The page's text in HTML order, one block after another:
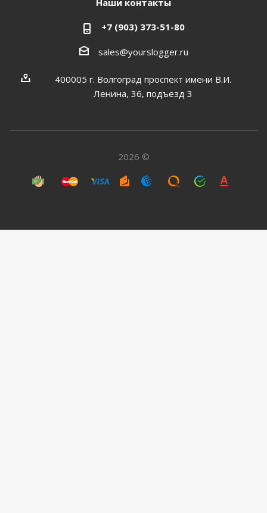
Наши контакты
+7 (903) 373-51-80
sales@yourslogger.ru
400005 г. Волгоград проспект имени В.И.
Ленина, 36, подъезд 3
2026 ©